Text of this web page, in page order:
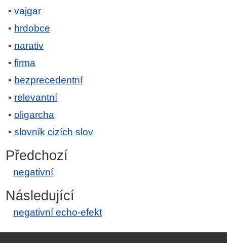
vajgar
hrdobce
narativ
firma
bezprecedentní
relevantní
oligarcha
slovník cizích slov
Předchozí
negativní
Následující
negativní echo-efekt